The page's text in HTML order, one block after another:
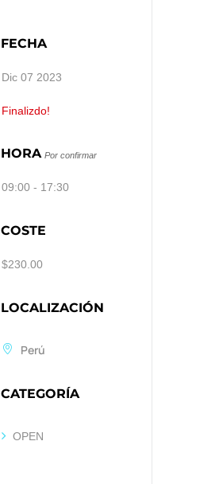
FECHA
Dic 07 2023
Finalizdo!
HORA Por confirmar
09:00 - 17:30
COSTE
$230.00
LOCALIZACIÓN
Perú
CATEGORÍA
OPEN